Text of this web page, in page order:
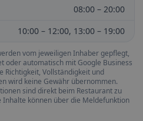
08:00 – 20:00
10:00 – 12:00, 13:00 – 19:00
vom jeweiligen Inhaber gepflegt,
oder automatisch mit Google Business
Richtigkeit, Vollständigkeit und
wird keine Gewähr übernommen.
sind direkt beim Restaurant zu
können über die Meldefunktion